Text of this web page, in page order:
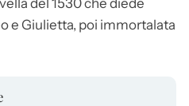
e Giulietta, poi immortalata